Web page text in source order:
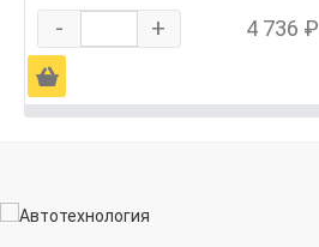
- + 4 736 ₽
Ä